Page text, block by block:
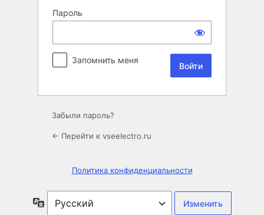
Пароль
Запомнить меня
Забыли пароль?
← Перейти к vseelectro.ru
Политика конфиденциальности
Язык